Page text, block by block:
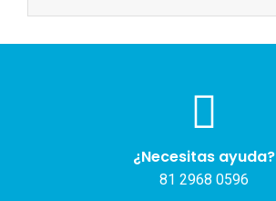
¿Necesitas ayuda?
81 2968 0596